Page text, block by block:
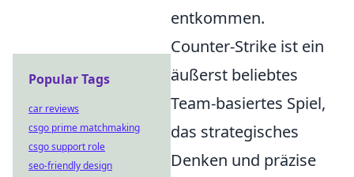
entkommen.
Counter-Strike ist ein
äußerst beliebtes
Team-basiertes Spiel,
das strategisches
Denken und präzise
Popular Tags
car reviews
csgo prime matchmaking
csgo support role
seo-friendly design